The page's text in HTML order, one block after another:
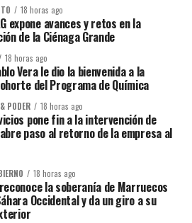
18 horas ago
expone avances y retos en la
de la Ciénaga Grande
18 horas ago
Vera le dio la bienvenida a la
del Programa de Química
PODER 18 horas ago
pone fin a la intervención de
paso al retorno de la empresa al
18 horas ago
la soberanía de Marruecos
Occidental y da un giro a su